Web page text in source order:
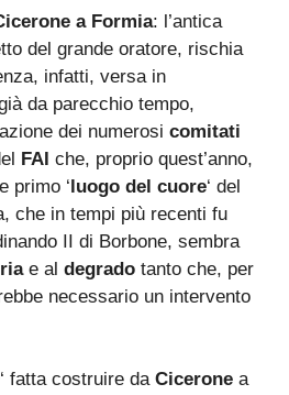
a Formia: l’antica
del grande oratore, rischia
infatti, versa in
da parecchio tempo,
dei numerosi comitati
FAI che, proprio quest’anno,
primo ‘luogo del cuore‘ del
che in tempi più recenti fu
II di Borbone, sembra
e al degrado tanto che, per
necessario un intervento
‘ fatta costruire da Cicerone a